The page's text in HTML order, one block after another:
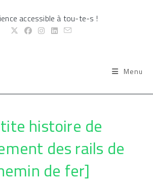
accessible à tou-te-s !
Menu
histoire de
des rails de
de fer]